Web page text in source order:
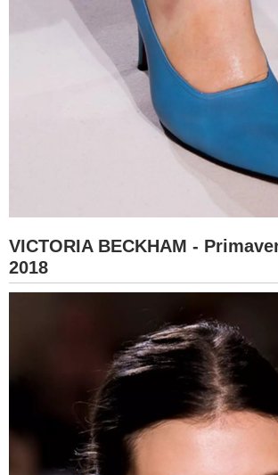
VICTORIA BECKHAM -
2018